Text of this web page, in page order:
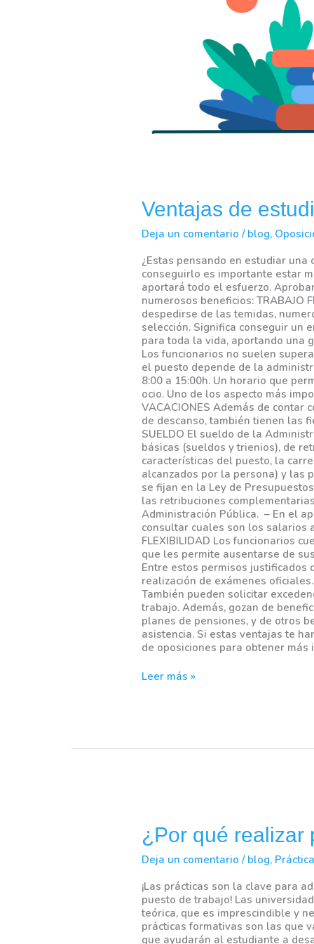
Ventajas de
Deja un comentario / blog,
¿Estas pensando en estudiar
conseguirlo es importante estar
aportará todo el esfuerzo.
numerosos beneficios: TRABAJO
despedirse de las temidas,
selección. Significa conseguir un
para toda la vida, aportando una
Los funcionarios no suelen
el puesto depende de la
8:00 a 15:00h. Un horario que
ocio. Uno de los aspecto más
VACACIONES Además de contar
de descanso, también tienen las
SUELDO El sueldo de la
básicas (sueldos y trienios), de
características del puesto, la
alcanzados por la persona) y las
se fijan en la Ley de
las retribuciones
Administración Pública. – En el
consultar cuales son los salarios
FLEXIBILIDAD Los funcionarios
que les permite ausentarse de
Entre estos permisos justificados
realización de exámenes oficiales.
También pueden solicitar
trabajo. Además, gozan de
planes de pensiones, y de otros
asistencia. Si estas ventajas te
de oposiciones para obtener más
Leer más »
¿Por qué realizar
Deja un comentario / blog,
¡Las prácticas son la clave para
puesto de trabajo! Las
teórica, que es imprescindible y
prácticas formativas son las que
que ayudarán al estudiante a
qué
realizar
en
empresas?